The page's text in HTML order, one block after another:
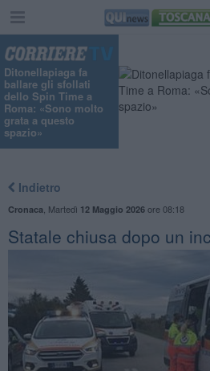
Ditonellapiaga fa
ballare gli sfollati
dello Spin Time a
Roma: «Sono molto
grata a questo
spazio»
Indietro
Cronaca Martedì 12 Maggio 2026ore 08:18
Statale chiusa dopo un